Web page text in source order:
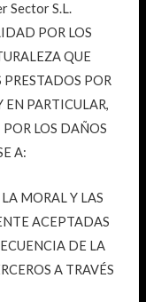
Sector S.L.
POR LOS
QUE
PRESTADOS POR
EN PARTICULAR,
LOS DAÑOS
A:
MORAL Y LAS
ACEPTADAS
DE LA
A TRAVÉS